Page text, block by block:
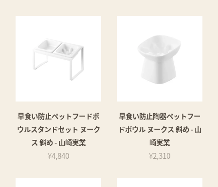
早食い防止ペットフードボ
ウルスタンドセット ヌーク
ス 斜め - 山崎実業
¥4,840
早食い防止陶器ペットフー
ドボウル ヌークス 斜め - 山
崎実業
¥2,310